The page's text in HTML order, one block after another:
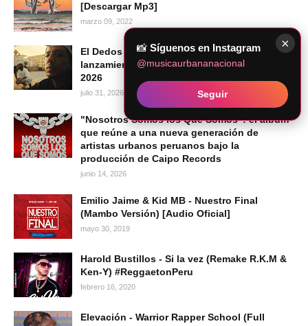
[Descargar Mp3]
marzo 09, 2022
El Dedos presenta "Mi Voz", su más reciente
lanzamiento audiovisual | Hip Hop Peruano
2026
julio 31, 2026
"Nosotros Somos los Que Somos": el álbum
que reúne a una nueva generación de
artistas urbanos peruanos bajo la
producción de Caipo Records
junio 14, 2026
Emilio Jaime & Kid MB - Nuestro Final
(Mambo Versión) [Audio Oficial]
mayo 30, 2019
Harold Bustillos - Si la vez (Remake R.K.M &
Ken-Y) #ReggaetonPeru
febrero 16, 2020
Elevación - Warrior Rapper School (Full
×
📸 Síguenos en Instagram
@musicaurbananacional
Seguir